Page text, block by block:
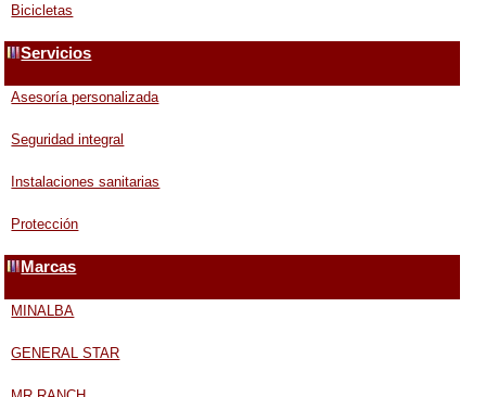
Bicicletas
Servicios
Asesoría personalizada
Seguridad integral
Instalaciones sanitarias
Protección
Marcas
MINALBA
GENERAL STAR